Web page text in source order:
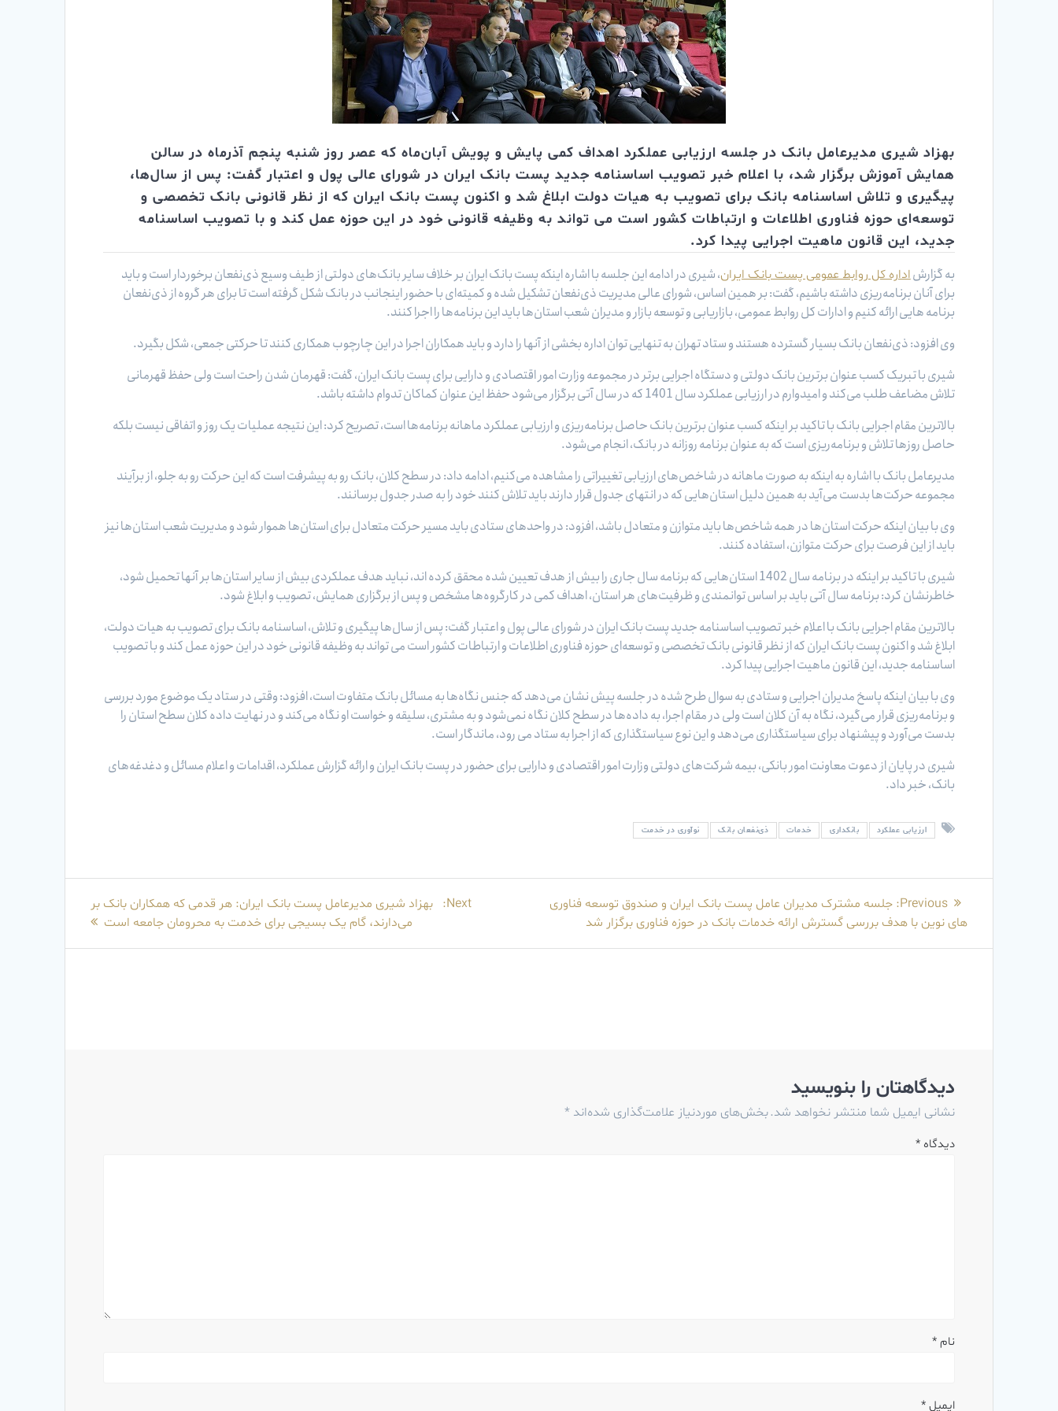
بهزاد شیری مدیرعامل بانک در جلسه ارزیابی عملکرد اهداف کمی پایش و پویش آبان‌ماه که عصر روز شنبه پنجم آذرماه در سالن
همایش آموزش برگزار شد، با اعلام خبر تصویب اساسنامه جدید پست بانک ایران در شورای عالی پول و اعتبار گفت: پس از سال‌ها،
پیگیری و تلاش اساسنامه بانک برای تصویب به هیات دولت ابلاغ شد و اکنون پست بانک ایران که از نظر قانونی بانک تخصصی و
توسعه‌ای حوزه فناوری اطلاعات و ارتباطات کشور است می تواند به وظیفه قانونی خود در این حوزه عمل کند و با تصویب اساسنامه
جدید، این قانون ماهیت اجرایی پیدا کرد.
به گزارشاداره کل روابط عمومی پست بانک ایران، شیری در ادامه این جلسه با اشاره اینکه پست بانک ایران بر خلاف سایر بانک‌های دولتی از طیف وسیع ذی‌نفعان برخوردار است و باید
برای آنان برنامه‌ریزی داشته باشیم، گفت: بر همین اساس، شورای عالی مدیریت ذی‌نفعان تشکیل شده و کمیته‌ا‌ی با حضور اینجانب در بانک شکل گرفته است تا برای هر گروه از ذی‌نفعان
برنامه هایی ارائه کنیم و ادارات کل روابط عمومی، بازاریابی و توسعه بازار و مدیران شعب استان‌ها باید این برنامه‌ها را اجرا کنند.
وی افزود: ذی‌نفعان بانک بسیار گسترده هستند و ستاد تهران به تنهایی توان اداره بخشی از آنها را دارد و باید همکاران اجرا در این چارچوب همکاری کنند تا حرکتی جمعی، شکل بگیرد.
شیری با تبریک کسب عنوان برترین بانک دولتی و دستگاه اجرایی برتر در مجموعه وزارت امور اقتصادی و دارایی برای پست بانک ایران، گفت: قهرمان شدن راحت است ولی حفظ قهرمانی
تلاش مضاعف طلب می‌کند و امیدوارم در ارزیابی عملکرد سال 1401 که در سال آتی برگزار می‌شود حفظ این عنوان کماکان تدوام داشته باشد.
بالاترین مقام اجرایی بانک با تاکید بر اینکه کسب عنوان برترین بانک حاصل برنامه‌ریزی و ارزیابی عملکرد ماهانه برنامه‌ها است، تصریح کرد: این نتیجه عملیات یک روز و اتفاقی نیست بلکه
حاصل روزها تلاش و برنامه‌ریزی است که به عنوان برنامه روزانه در بانک، انجام می‌شود.
مدیرعامل بانک با اشاره به اینکه به صورت ماهانه در شاخص‌های ارزیابی تغییراتی را مشاهده می‌کنیم، ادامه داد: در سطح کلان، بانک رو به پیشرفت است که این حرکت رو به جلو، از برآیند
مجموعه حرکت‌ها بدست می‌آید به همین دلیل استان‌هایی که در انتهای جدول قرار دارند باید تلاش کنند خود را به صدر جدول برسانند.
وی با بیان اینکه حرکت استان‌ها در همه شاخص‌ها باید متوازن و متعادل باشد، افزود: در واحدهای ستادی باید مسیر حرکت متعادل برای استا‌ن‌ها هموار شود و مدیریت شعب استان‌ها نیز
باید از این فرصت برای حرکت متوازن، استفاده کنند.
شیری با تاکید بر اینکه در برنامه سال 1402 استان‌هایی که برنامه سال جاری را بیش از هدف تعیین شده محقق کرده اند، نباید هدف عملکردی بیش از سایر استان‌ها بر آنها تحمیل شود،
خاطرنشان کرد: برنامه سال آتی باید بر اساس توانمندی و ظرفیت‌های هر استان، اهداف کمی در کارگروه‌ها مشخص و پس از برگزاری همایش، تصویب و ابلاغ ‌شود.
بالاترین مقام اجرایی بانک با اعلام خبر تصویب اساسنامه جدید پست بانک ایران در شورای عالی پول و اعتبار گفت: پس از سال‌ها پیگیری و تلاش، اساسنامه بانک برای تصویب به هیات دولت،
ابلاغ شد و اکنون پست بانک ایران که از نظر قانونی بانک تخصصی و توسعه‌ای حوزه فناوری اطلاعات و ارتباطات کشور است می تواند به وظیفه قانونی خود در این حوزه عمل کند و با تصویب
اساسنامه جدید، این قانون ماهیت اجرایی پیدا کرد.
وی با بیان اینکه پاسخ مدیران اجرایی و ستادی به سوال طرح شده در جلسه پیش نشان می‌دهد که جنس نگاه‌ها به مسائل بانک متفاوت است، افزود: وقتی در ستاد یک موضوع مورد بررسی
و برنامه‌ریزی قرار می‌گیرد، نگاه به آن کلان است ولی در مقام اجرا، به داده‌ها در سطح کلان نگاه نمی‌شود و به مشتری، سلیقه و خواست او نگاه می‌کند و در نهایت داده کلان سطح استان را
بدست می‌آورد و پیشنهاد برای سیاستگذاری می‌دهد و این نوع سیاستگذاری که از اجرا به ستاد می رود، ماندگار است.
شیری در پایان از دعوت معاونت امور بانکی، بیمه شرکت‌های دولتی وزارت امور اقتصادی و دارایی برای حضور در پست بانک ایران و ارائه گزارش عملکرد، اقدامات و اعلام مسائل و دغدغه‌های
بانک، خبر داد.
ارزیابی عملکرد بانکداری خدمات ذی‌نفعان بانک نوآوری در خدمت
راهبری
نوشته
Previous:
Previous
post:
جلسه مشترک مدیران عامل پست بانک ایران و صندوق توسعه فناوری
های نوین با هدف بررسی گسترش ارائه خدمات بانک در حوزه فناوری برگزار شد
Next:
Next
بهزاد شیری مدیرعامل پست بانک ایران: هر قدمی که همکاران بانک بر
می‌دارند، گام یک بسیجی برای خدمت به محرومان جامعه است
دیدگاهتان را بنویسید
نشانی ایمیل شما منتشر نخواهد شد.بخش‌های موردنیاز علامت‌گذاری شده‌اند*
دیدگاه*
نام*
ایمیل*